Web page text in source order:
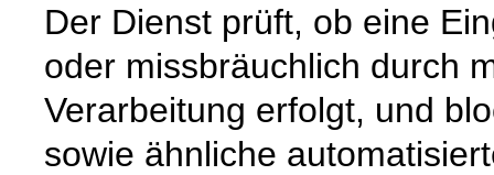
Der Dienst prüft, ob eine
oder missbräuchlich durch
Verarbeitung erfolgt, und
sowie ähnliche